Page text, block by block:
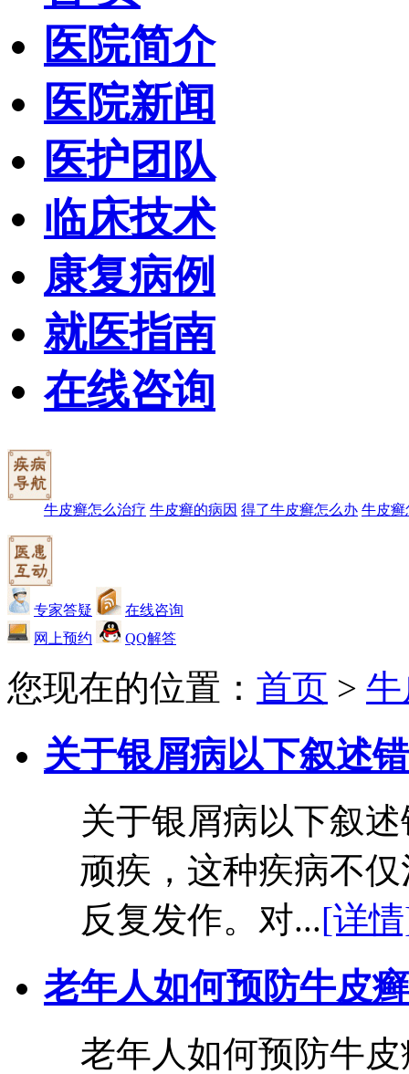
医院简介
医院新闻
医护团队
临床技术
康复病例
就医指南
在线咨询
牛皮癣怎么治疗 牛皮癣的病因 得了牛皮癣怎么办 牛皮癣
专家答疑
在线咨询
网上预约
QQ解答
您现在的位置： 首页 >
关于银屑病以下叙述
关于银屑病以下叙
顽疾，这种疾病不
反复发作。对...[详
老年人如何预防牛皮
老年人如何预防牛